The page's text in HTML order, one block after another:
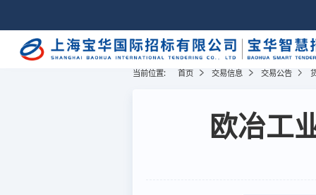
当前位置: 首页 交易信息 交易公告
欧冶工